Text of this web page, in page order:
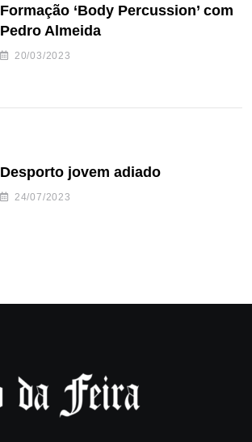
Formação ‘Body Percussion’ com
Pedro Almeida
20/03/2023
Desporto jovem adiado
24/07/2023